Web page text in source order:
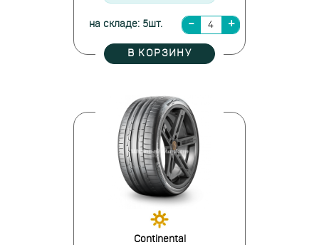
на складе: 5шт.
В КОРЗИНУ
Continental